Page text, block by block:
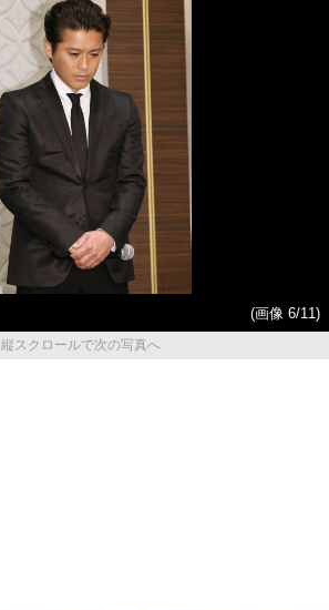
(画像 6/11)
縦スクロールで次の写真へ